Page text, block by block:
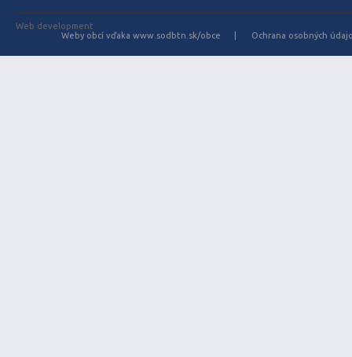
Web development
Weby obcí vďaka www.sodbtn.sk/obce
Ochrana osobných